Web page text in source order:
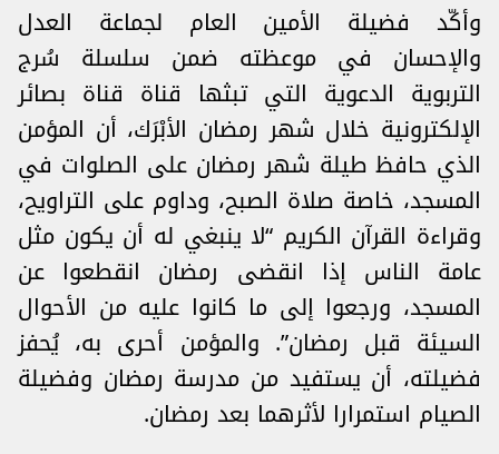
وأكّد فضيلة الأمين العام لجماعة العدل
والإحسان في موعظته ضمن سلسلة سُرج
التربوية الدعوية التي تبثها قناة قناة بصائر
الإلكترونية خلال شهر رمضان الأبْرَك، أن المؤمن
الذي حافظ طيلة شهر رمضان على الصلوات في
المسجد، خاصة صلاة الصبح، وداوم على التراويح،
وقراءة القرآن الكريم “لا ينبغي له أن يكون مثل
عامة الناس إذا انقضى رمضان انقطعوا عن
المسجد، ورجعوا إلى ما كانوا عليه من الأحوال
السيئة قبل رمضان”. والمؤمن أحرى به، يُحفز
فضيلته، أن يستفيد من مدرسة رمضان وفضيلة
الصيام استمرارا لأثرهما بعد رمضان.